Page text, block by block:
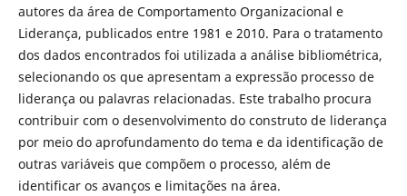
autores da área de Comportamento Organizacional e
Liderança, publicados entre 1981 e 2010. Para o tratamento
dos dados encontrados foi utilizada a análise bibliométrica,
selecionando os que apresentam a expressão processo de
liderança ou palavras relacionadas. Este trabalho procura
contribuir com o desenvolvimento do construto de liderança
por meio do aprofundamento do tema e da identificação de
outras variáveis que compõem o processo, além de
identificar os avanços e limitações na área.